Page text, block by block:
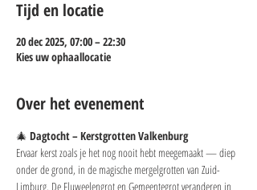
Tijd en locatie
20 dec 2025, 07:00 – 22:30
Kies uw ophaallocatie
Over het evenement
🎄 Dagtocht – Kerstgrotten Valkenburg
Ervaar kerst zoals je het nog nooit hebt meegemaakt — diep
onder de grond, in de magische mergelgrotten van Zuid-
Limburg. De Fluweelengrot en Gemeentegrot veranderen in